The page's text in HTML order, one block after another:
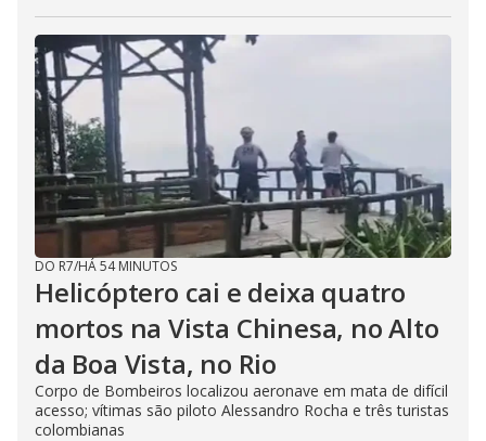
DO R7/HÁ 54 MINUTOS
Helicóptero cai e deixa quatro
mortos na Vista Chinesa, no Alto
da Boa Vista, no Rio
Corpo de Bombeiros localizou aeronave em mata de difícil
acesso; vítimas são piloto Alessandro Rocha e três turistas
colombianas